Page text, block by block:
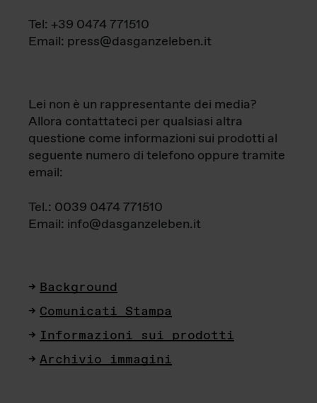
Tel: +39 0474 771510
Email: press@dasganzeleben.it
Lei non è un rappresentante dei media?
Allora contattateci per qualsiasi altra
questione come informazioni sui prodotti al
seguente numero di telefono oppure tramite
email:
Tel.: 0039 0474 771510
Email: info@dasganzeleben.it
Background
Comunicati Stampa
Informazioni sui prodotti
Archivio immagini